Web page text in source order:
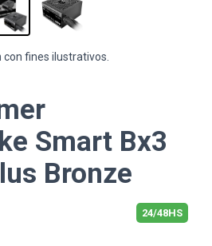
fines ilustrativos.
Smart Bx3
Bronze
24/48HS